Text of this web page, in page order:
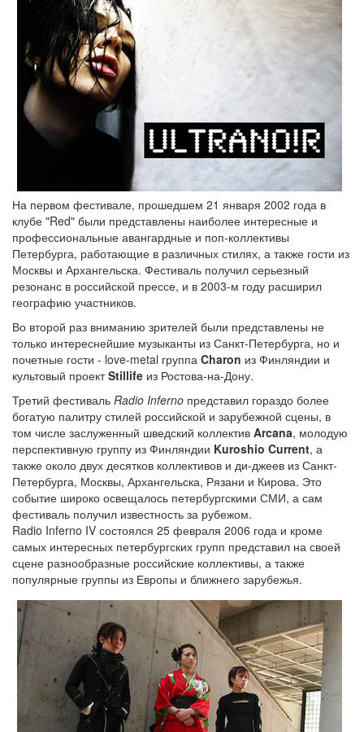
На первом фестивале, прошедшем 21 января 2002 года в
клубе "Red" были представлены наиболее интересные и
профессиональные авангардные и поп-коллективы
Петербурга, работающие в различных стилях, а также гости из
Москвы и Архангельска. Фестиваль получил серьезный
резонанс в российской прессе, и в 2003-м году расширил
географию участников.
Во второй раз вниманию зрителей были представлены не
только интереснейшие музыканты из Санкт-Петербурга, но и
почетные гости - love-metal группа Charon из Финляндии и
культовый проектStillife из Ростова-на-Дону.
Третий фестиваль Radio Inferno представил гораздо более
богатую палитру стилей российской и зарубежной сцены, в
том числе заслуженный шведский коллектив Arcana, молодую
перспективную группу из Финляндии Kuroshio Current, а
также около двух десятков коллективов и ди-джеев из Санкт-
Петербурга, Москвы, Архангельска, Рязани и Кирова. Это
событие широко освещалось петербургскими СМИ, а сам
фестиваль получил известность за рубежом.
Radio Inferno IV состоялся 25 февраля 2006 года и кроме
самых интересных петербургских групп представил на своей
сцене разнообразные российские коллективы, а также
популярные группы из Европы и ближнего зарубежья.